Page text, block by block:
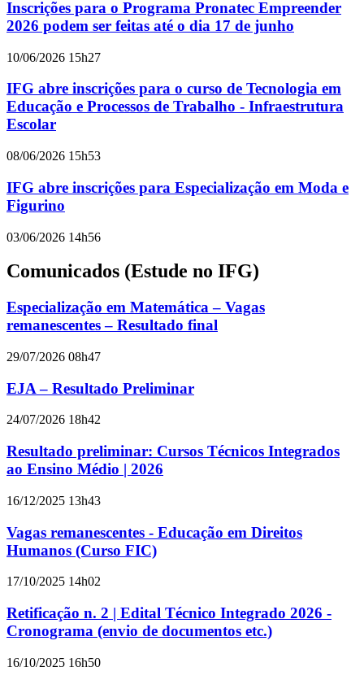
Inscrições para o Programa Pronatec Empreender
2026 podem ser feitas até o dia 17 de junho
10/06/2026 15h27
IFG abre inscrições para o curso de Tecnologia em
Educação e Processos de Trabalho - Infraestrutura
Escolar
08/06/2026 15h53
IFG abre inscrições para Especialização em Moda e
Figurino
03/06/2026 14h56
Comunicados (Estude no IFG)
Especialização em Matemática – Vagas
remanescentes – Resultado final
29/07/2026 08h47
EJA – Resultado Preliminar
24/07/2026 18h42
Resultado preliminar: Cursos Técnicos Integrados
ao Ensino Médio | 2026
16/12/2025 13h43
Vagas remanescentes - Educação em Direitos
Humanos (Curso FIC)
17/10/2025 14h02
Retificação n. 2 | Edital Técnico Integrado 2026 -
Cronograma (envio de documentos etc.)
16/10/2025 16h50